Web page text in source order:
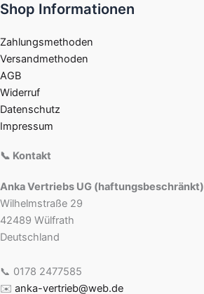
Shop Informationen
Zahlungsmethoden
Versandmethoden
AGB
Widerruf
Datenschutz
Impressum
📞 Kontakt
Anka Vertriebs UG (haftungsbeschränkt)
Wilhelmstraße 29
42489 Wülfrath
Deutschland
📞 0178 2477585
✉️ anka-vertrieb@web.de